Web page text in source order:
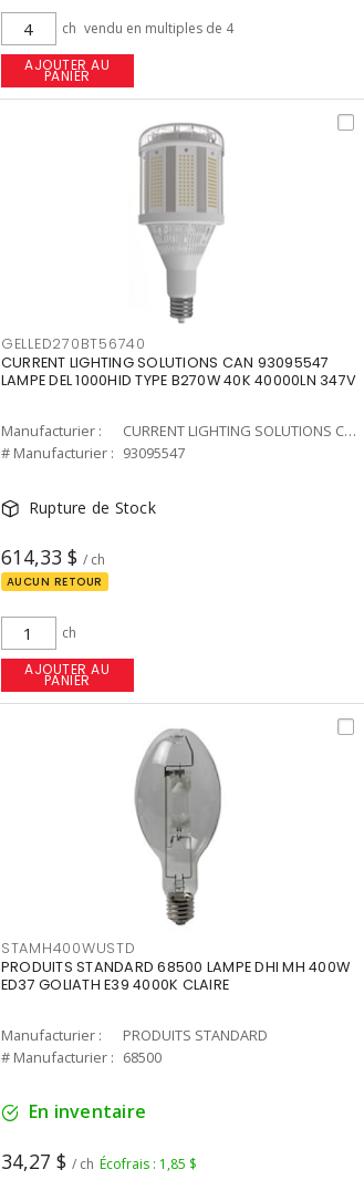
ch vendu en multiples de 4
AJOUTER AU
PANIER
GELLED270BT56740
CURRENT LIGHTING SOLUTIONS CAN 93095547
LAMPE DEL 1000HID TYPE B270W 40K 40000LN 347V
Manufacturier :
CURRENT LIGHTING SOLUTIONS CAN
# Manufacturier : 93095547
Rupture de Stock
614,33 $ / ch
AUCUN RETOUR
ch
AJOUTER AU
PANIER
STAMH400WUSTD
PRODUITS STANDARD 68500 LAMPE DHI MH 400W
ED37 GOLIATH E39 4000K CLAIRE
Manufacturier :
PRODUITS STANDARD
# Manufacturier : 68500
En inventaire
34,27 $ / ch Écofrais : 1,85 $